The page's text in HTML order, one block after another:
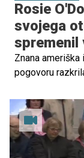
Rosie
svojega
spremenil
Znana
pogovoru
osamljenostjo,
dokler v njuno